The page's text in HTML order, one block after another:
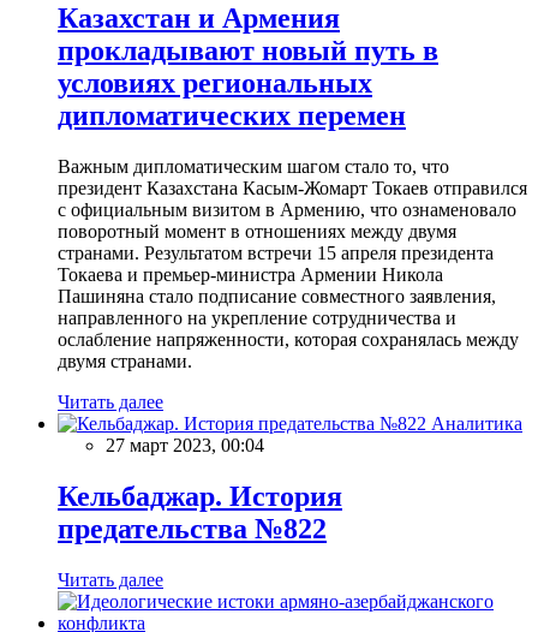
Казахстан и Армения
прокладывают новый путь в
условиях региональных
дипломатических перемен
Важным дипломатическим шагом стало то, что
президент Казахстана Касым-Жомарт Токаев отправился
с официальным визитом в Армению, что ознаменовало
поворотный момент в отношениях между двумя
странами. Результатом встречи 15 апреля президента
Токаева и премьер-министра Армении Никола
Пашиняна стало подписание совместного заявления,
направленного на укрепление сотрудничества и
ослабление напряженности, которая сохранялась между
двумя странами.
Читать далее
Аналитика
27 март 2023, 00:04
Кельбаджар. История
предательства №822
Читать далее